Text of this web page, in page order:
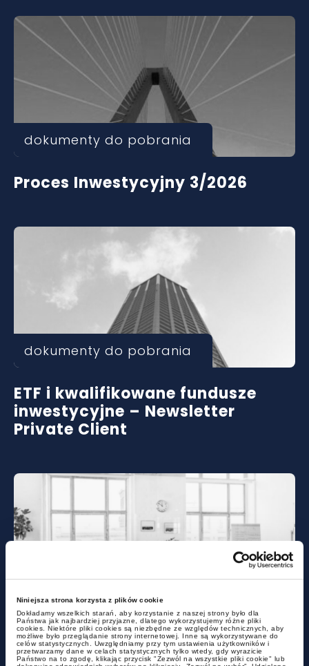
Niniejsza strona korzysta z plików cookie
Dokładamy wszelkich starań, aby korzystanie z naszej strony było dla
Państwa jak najbardziej przyjazne, dlatego wykorzystujemy różne pliki
cookies. Niektóre pliki cookies są niezbędne ze względów technicznych, aby
możliwe było przeglądanie strony internetowej. Inne są wykorzystywane do
celów statystycznych. Uwzględniamy przy tym ustawienia użytkowników i
przetwarzamy dane w celach statystycznych tylko wtedy, gdy wyrazicie
Państwo na to zgodę, klikając przycisk "Zezwól na wszystkie pliki cookie" lub
dokumenty do pobrania
Proces Inwestycyjny 3/2026
dokumenty do pobrania
ETF i kwalifikowane fundusze
inwestycyjne – Newsletter
Private Client
newslettery
Warunki pracy w upałach,
odwołanie pracownika z urlopu i